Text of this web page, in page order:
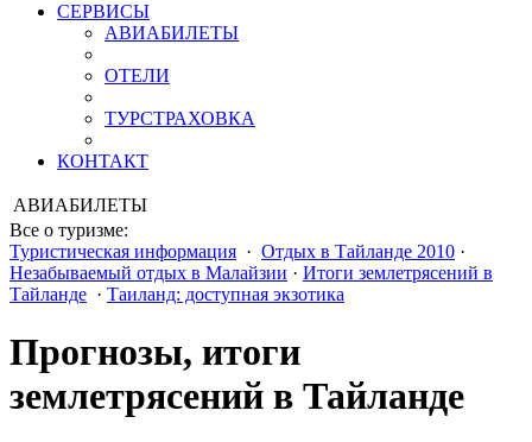
СЕРВИСЫ
АВИАБИЛЕТЫ
ОТЕЛИ
ТУРСТРАХОВКА
КОНТАКТ
АВИАБИЛЕТЫ
Все о туризме:
Туристическая информация · Отдых в Тайланде 2010 ·
Незабываемый отдых в Малайзии · Итоги землетрясений в
Тайланде · Таиланд: доступная экзотика
Прогнозы, итоги
землетрясений в Тайланде